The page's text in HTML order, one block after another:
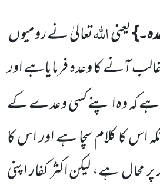
یعنیاللہتعالیٰ نے رومیوں
آنے کا وعدہ فرمایاہے اور
ہے کہ وہ ا پنے کسی وعدے کے
اس کا کلام سچا ہے اور اس کا
محال ہے، لیکن اکثر کفار اپنی